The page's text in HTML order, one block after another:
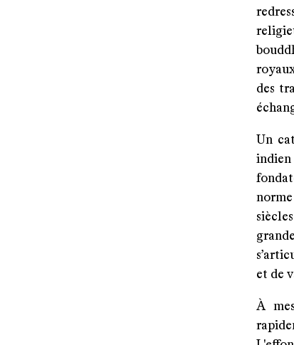
des
Un
et de
À